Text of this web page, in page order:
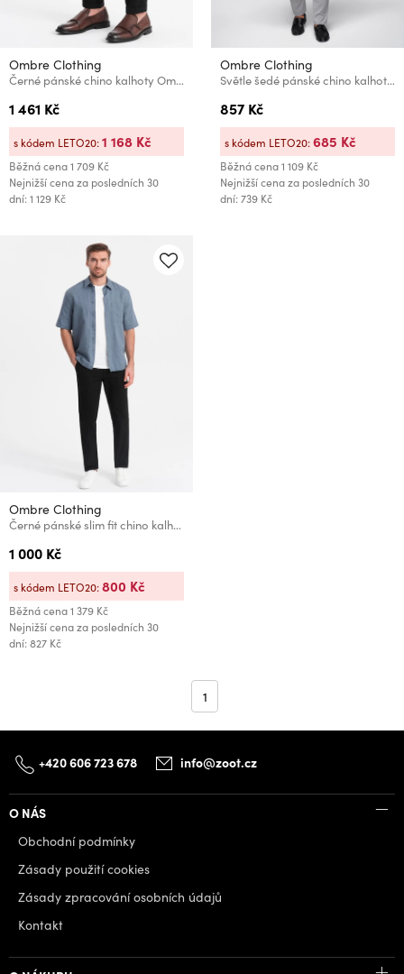
Ombre Clothing
Černé pánské chino kalhoty Ombre Clothing
1 461 Kč
Běžná cena1 709 Kč
Nejnižší cena za posledních 30
dní: 1 129 Kč
s kódem LETO20:1 168 Kč
Ombre Clothing
Světle šedé pánské chino kalhoty s ozdobným páskem Ombre Clothing
857 Kč
Běžná cena1 109 Kč
Nejnižší cena za posledních 30
dní: 739 Kč
s kódem LETO20:685 Kč
Ombre Clothing
Černé pánské slim fit chino kalhoty Ombre Clothing
1 000 Kč
Běžná cena1 379 Kč
Nejnižší cena za posledních 30
dní: 827 Kč
s kódem LETO20:800 Kč
1
+420 606 723 678 info@zoot.cz
O NÁS
Obchodní podmínky
Zásady použití cookies
Zásady zpracování osobních údajů
Kontakt